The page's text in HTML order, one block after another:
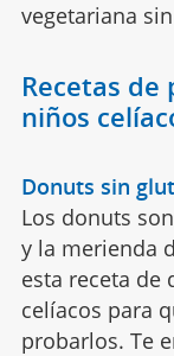
vegetariana
Recetas
niños
Donuts sin
Los donuts
y la merienda
esta receta de
celíacos para
probarlos. Te